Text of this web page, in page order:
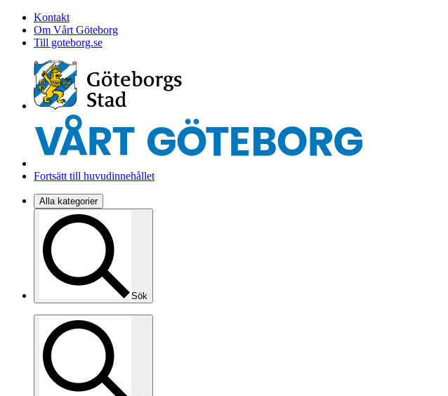
Kontakt
Om Vårt Göteborg
Till goteborg.se
Fortsätt till huvudinnehållet
Alla kategorier
Sök